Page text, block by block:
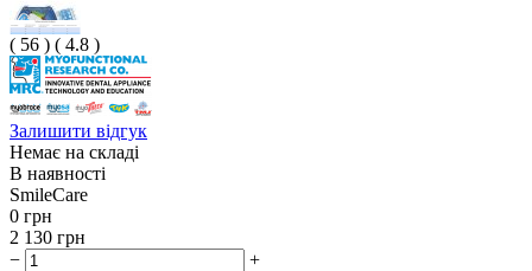
( 56 ) ( 4.8 )
Залишити відгук
Немає на складі
В наявності
SmileCare
0 грн
2 130 грн
−
+